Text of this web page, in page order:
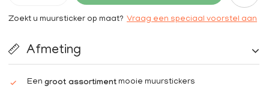
Zoekt u muursticker op maat? Vraag een speciaal voorstel aan
Afmeting
Een groot assortiment mooie muurstickers